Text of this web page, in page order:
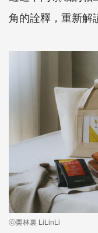
角的詮釋，重新解
ⓒ栗林裏 LiLinLi